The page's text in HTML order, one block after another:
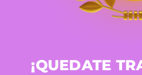
¡QUEDATE